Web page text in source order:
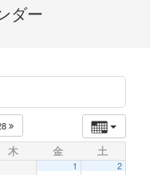
ダー
木 金 土
1 2